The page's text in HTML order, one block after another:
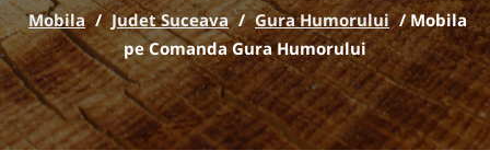
Mobila / Judet Suceava / Gura Humorului /Mobila
pe Comanda Gura Humorului